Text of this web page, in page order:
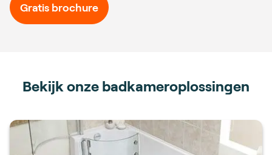
Gratis brochure
Bekijk onze badkameroplossingen